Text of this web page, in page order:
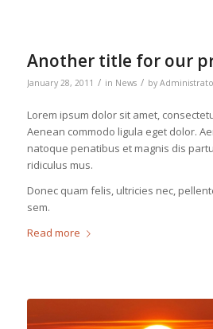
Another title for our
January 28, 2011 / in News / by
Lorem ipsum dolor sit amet,
Aenean commodo ligula eget dolor.
natoque penatibus et magnis dis
ridiculus mus.
Donec quam felis, ultricies nec,
sem.
Read more